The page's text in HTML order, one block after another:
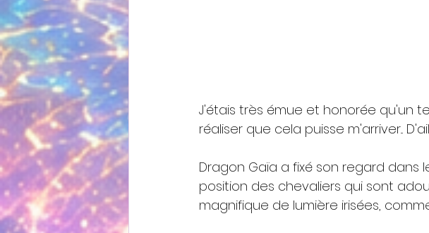
J'étais très émue et honorée qu'un
réaliser que cela puisse m'arriver...
Dragon Gaïa a fixé son regard dans
position des chevaliers qui sont
magnifique de lumière irisées,